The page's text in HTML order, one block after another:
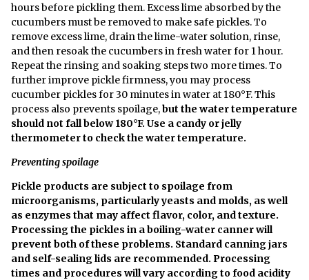
hours before pickling them. Excess lime absorbed by the
cucumbers must be removed to make safe pickles. To
remove excess lime, drain the lime-water solution, rinse,
and then resoak the cucumbers in fresh water for 1 hour.
Repeat the rinsing and soaking steps two more times. To
further improve pickle firmness, you may process
cucumber pickles for 30 minutes in water at 180°F. This
process also prevents spoilage,but the water temperature
should not fall below 180°F. Use a candy or jelly
thermometer to check the water temperature.
Preventing spoilage
Pickle products are subject to spoilage from
microorganisms, particularly yeasts and molds, as well
as enzymes that may affect flavor, color, and texture.
Processing the pickles in a boiling-water canner will
prevent both of these problems. Standard canning jars
and self-sealing lids are recommended. Processing
times and procedures will vary according to food acidity